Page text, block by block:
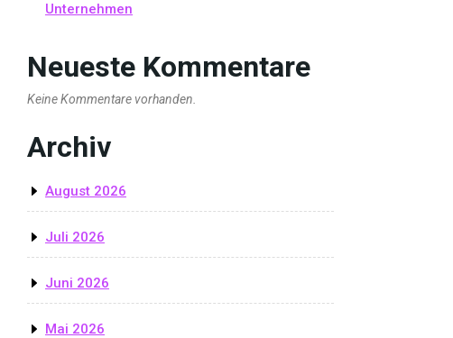
Unternehmen
Neueste Kommentare
Keine Kommentare vorhanden.
Archiv
August 2026
Juli 2026
Juni 2026
Mai 2026